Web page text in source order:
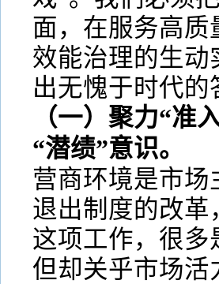
面，在服务高
效能治理的生
出无愧于时代的
（一）聚力“准
“潜绩”意识。
营商环境是市
退出制度的改革
这项工作，很多
但却关乎市场